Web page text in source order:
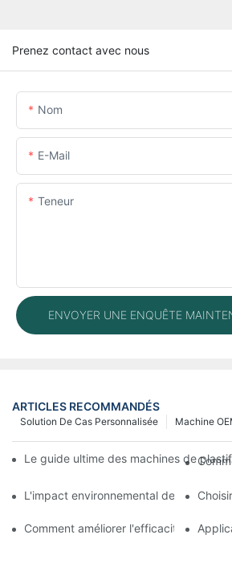
Prenez contact avec nous
Nom
E-Mail
Teneur
ENVOYER UNE ENQUÊTE
ARTICLES RECOMMANDÉS
Machine
Solution De Cas Personnalisée
Le guide ultime des machines de
L'impact environnemental des
Comment améliorer l'efficacité de